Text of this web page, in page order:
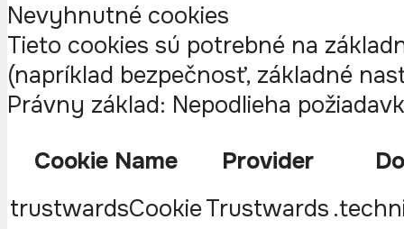
Nevyhnutné cookies
Tieto cookies sú potrebné na
(napríklad bezpečnosť, základné
Právny základ: Nepodlieha
Cookie Name
Provider
trustwardsCookieTrustwards